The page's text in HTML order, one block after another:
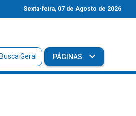
Sexta-feira, 07 de Agosto de 2026
Busca Geral PÁGINAS